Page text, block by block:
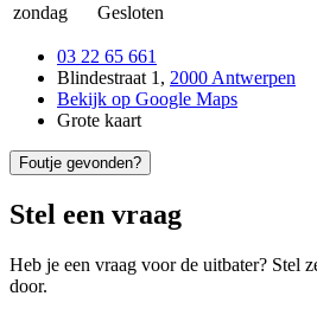
zondag
Gesloten
03 22 65 661
Blindestraat 1 , 2000 Antwerpen
Bekijk op Google Maps
Grote kaart
Foutje gevonden?
Stel een vraag
Heb je een vraag voor de uitbater? Stel
door.